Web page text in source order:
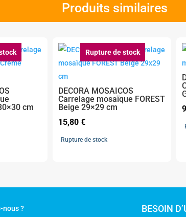
Produits similaires
cm
Rupture de stock
DECORA MOSAICOS
Carrelage mosaïque FOREST
Beige 29×29 cm
15,80€
Rupture de stock
nous ?
BESOIN